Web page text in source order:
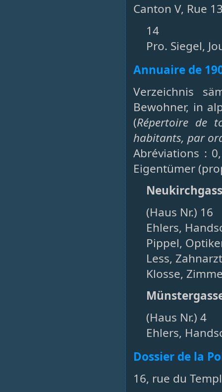
Canton V, Rue
14
Pro. Siegel,
Annuaire de
Verzeichnis
Bewohner, in
(Répertoire de
habitants, par
Abréviations :
Eigentümer
(Haus Nr.) 16
Ehlers,
Pippel,
Less,
Klosse,
(Haus Nr.) 4
Ehlers,
Dossier de la
16, rue du